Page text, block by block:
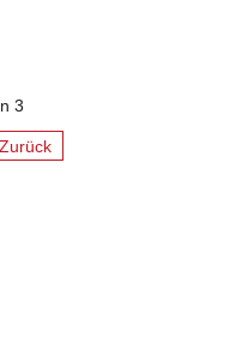
3
Zurück